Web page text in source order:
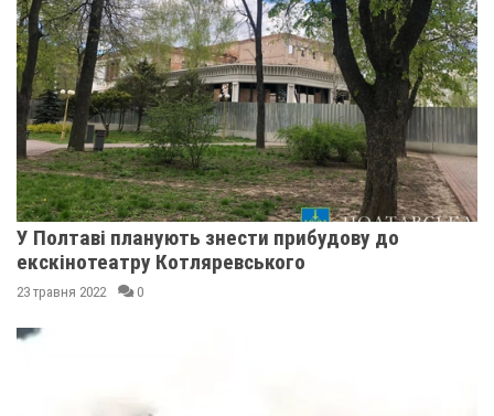
У Полтаві планують знести прибудову до
екскінотеатру Котляревського
23 травня 2022 0